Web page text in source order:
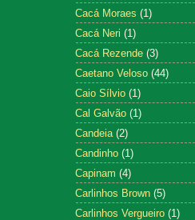
Cacá Moraes (1)
Cacá Neri (1)
Cacá Rezende (3)
Caetano Veloso (44)
Caio Sílvio (1)
Cal Galvão (1)
Candeia (2)
Candinho (1)
Capinam (4)
Carlinhos Brown (5)
Carlinhos Vergueiro (1)